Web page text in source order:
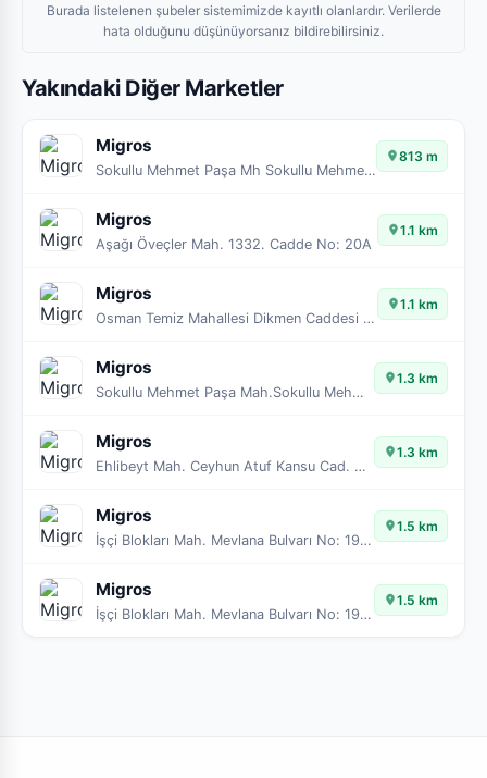
Burada listelenen şubeler sistemimizde kayıtlı olanlardır. Verilerde
hata olduğunu düşünüyorsanız bildirebilirsiniz.
Yakındaki Diğer Marketler
Migros
Sokullu Mehmet Paşa Mh Sokullu Mehmet Paşa Cd No82
813 m
Migros
Aşağı Öveçler Mah. 1332. Cadde No: 20A
1.1 km
Migros
Osman Temiz Mahallesi Dikmen Caddesi No: 313/A
1.1 km
Migros
Sokullu Mehmet Paşa Mah.Sokullu Mehmet Paşa Cad
1.3 km
Migros
Ehlibeyt Mah. Ceyhun Atuf Kansu Cad. No:126/E-F
1.3 km
Migros
İşçi Blokları Mah. Mevlana Bulvarı No: 190 B-1
1.5 km
Migros
İşçi Blokları Mah. Mevlana Bulvarı No: 190 B-1
1.5 km